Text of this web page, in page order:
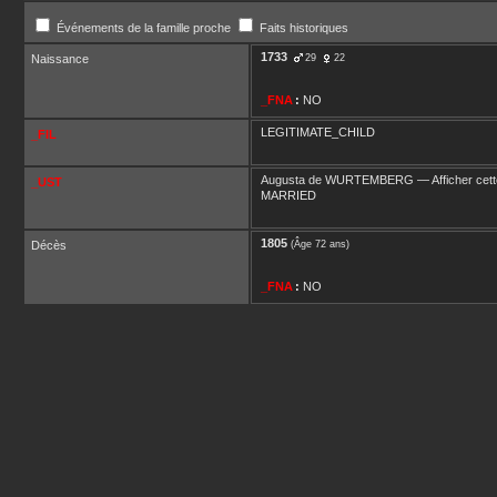
Événements de la famille proche Faits historiques
Naissance 1733 29 22
_FNA : NO
_FIL LEGITIMATE_CHILD
_UST Augusta de WURTEMBERG —Afficher
MARRIED
Décès 1805 (Âge 72 ans)
_FNA : NO